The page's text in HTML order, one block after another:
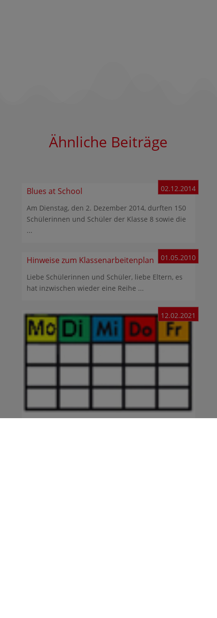
Ähnliche Beiträge
Blues at School 02.12.2014
Am Dienstag, den 2. Dezember 2014, durften 150
Schülerinnen und Schüler der Klasse 8 sowie die
...
Hinweise zum Klassenarbeitenplan 01.05.2010
Liebe Schülerinnen und Schüler, liebe Eltern, es
hat inzwischen wieder eine Reihe ...
12.02.2021